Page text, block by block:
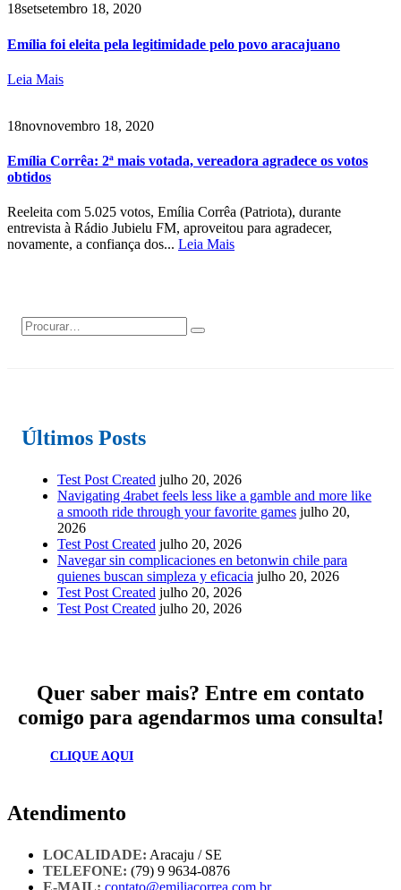
18setsetembro 18, 2020
Emília foi eleita pela legitimidade pelo povo aracajuano
Leia Mais
18novnovembro 18, 2020
Emília Corrêa: 2ª mais votada, vereadora agradece os votos
obtidos
Reeleita com 5.025 votos, Emília Corrêa (Patriota), durante
entrevista à Rádio Jubielu FM, aproveitou para agradecer,
novamente, a confiança dos... Leia Mais
Últimos Posts
Test Post Created julho 20, 2026
Navigating 4rabet feels less like a gamble and more like
a smooth ride through your favorite games julho 20,
2026
Test Post Created julho 20, 2026
Navegar sin complicaciones en betonwin chile para
quienes buscan simpleza y eficacia julho 20, 2026
Test Post Created julho 20, 2026
Test Post Created julho 20, 2026
Quer saber mais? Entre em contato
comigo para agendarmos uma consulta!
CLIQUE AQUI
Atendimento
LOCALIDADE: Aracaju / SE
TELEFONE: (79) 9 9634-0876